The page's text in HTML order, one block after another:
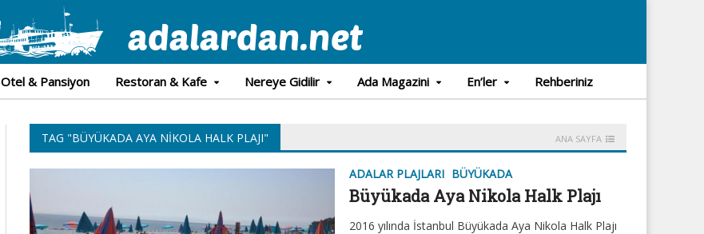
Otel & Pansiyon Restoran & Kafe Nereye Gidilir Ada Magazini En’ler Rehberiniz
TAG "BÜYÜKADA AYA NIKOLA HALK PLAJI" ANA SAYFA
ADALAR PLAJLARI BÜYÜKADA
Büyükada Aya Nikola Halk Plajı
2016 yılında İstanbul Büyükada Aya Nikola Halk Plajı